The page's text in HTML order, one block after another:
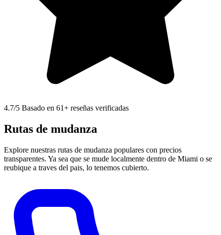
4.7/5 Basado en 61+ reseñas verificadas
Rutas de mudanza
Explore nuestras rutas de mudanza populares con precios
transparentes. Ya sea que se mude localmente dentro de Miami o se
reubique a traves del pais, lo tenemos cubierto.